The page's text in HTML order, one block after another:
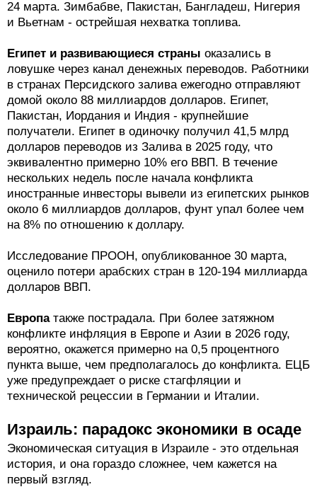
24 марта. Зимбабве, Пакистан, Бангладеш, Нигерия
и Вьетнам - острейшая нехватка топлива.
Египет и развивающиеся страны оказались в
ловушке через канал денежных переводов. Работники
в странах Персидского залива ежегодно отправляют
домой около 88 миллиардов долларов. Египет,
Пакистан, Иордания и Индия - крупнейшие
получатели. Египет в одиночку получил 41,5 млрд
долларов переводов из Залива в 2025 году, что
эквивалентно примерно 10% его ВВП. В течение
нескольких недель после начала конфликта
иностранные инвесторы вывели из египетских рынков
около 6 миллиардов долларов, фунт упал более чем
на 8% по отношению к доллару.
Исследование ПРООН, опубликованное 30 марта,
оценило потери арабских стран в 120-194 миллиарда
долларов ВВП.
Европатакже пострадала. При более затяжном
конфликте инфляция в Европе и Азии в 2026 году,
вероятно, окажется примерно на 0,5 процентного
пункта выше, чем предполагалось до конфликта. ЕЦБ
уже предупреждает о риске стагфляции и
технической рецессии в Германии и Италии.
Израиль: парадокс экономики в осаде
Экономическая ситуация в Израиле - это отдельная
история, и она гораздо сложнее, чем кажется на
первый взгляд.